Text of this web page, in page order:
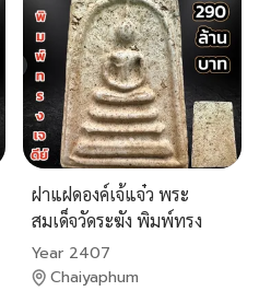
ฝาแฝดองค์เจ้แจ๋ว พระ
สมเด็จวัดระฆัง พิมพ์ทรง
เจดีย์
Year 2407
Chaiyaphum